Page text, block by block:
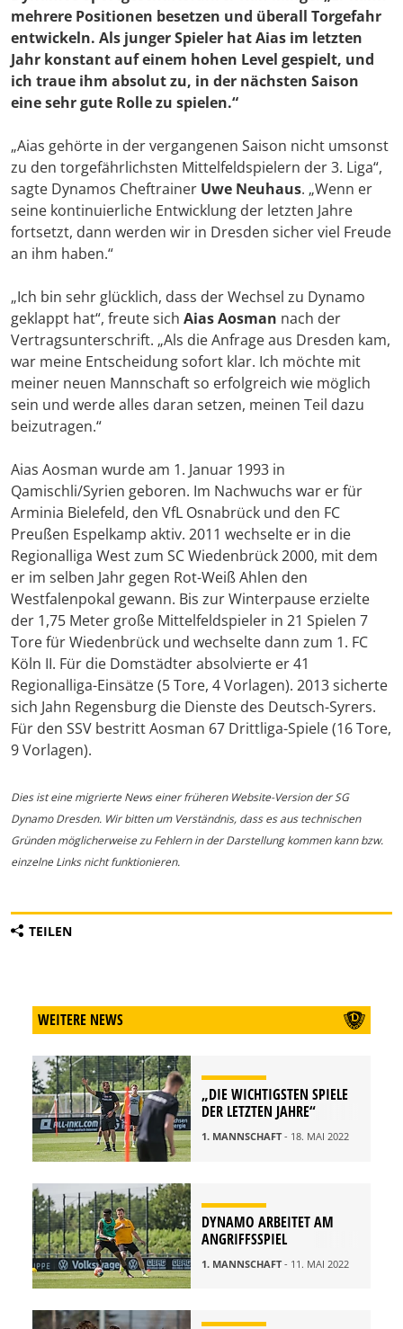
mehrere Positionen besetzen und überall Torgefahr
entwickeln. Als junger Spieler hat Aias im letzten
Jahr konstant auf einem hohen Level gespielt, und
ich traue ihm absolut zu, in der nächsten Saison
eine sehr gute Rolle zu spielen.“
„Aias gehörte in der vergangenen Saison nicht umsonst
zu den torgefährlichsten Mittelfeldspielern der 3. Liga“,
sagte Dynamos Cheftrainer Uwe Neuhaus. „Wenn er
seine kontinuierliche Entwicklung der letzten Jahre
fortsetzt, dann werden wir in Dresden sicher viel Freude
an ihm haben.“
„Ich bin sehr glücklich, dass der Wechsel zu Dynamo
geklappt hat“, freute sich Aias Aosman nach der
Vertragsunterschrift. „Als die Anfrage aus Dresden kam,
war meine Entscheidung sofort klar. Ich möchte mit
meiner neuen Mannschaft so erfolgreich wie möglich
sein und werde alles daran setzen, meinen Teil dazu
beizutragen.“
Aias Aosman wurde am 1. Januar 1993 in
Qamischli/Syrien geboren. Im Nachwuchs war er für
Arminia Bielefeld, den VfL Osnabrück und den FC
Preußen Espelkamp aktiv. 2011 wechselte er in die
Regionalliga West zum SC Wiedenbrück 2000, mit dem
er im selben Jahr gegen Rot-Weiß Ahlen den
Westfalenpokal gewann. Bis zur Winterpause erzielte
der 1,75 Meter große Mittelfeldspieler in 21 Spielen 7
Tore für Wiedenbrück und wechselte dann zum 1. FC
Köln II. Für die Domstädter absolvierte er 41
Regionalliga-Einsätze (5 Tore, 4 Vorlagen). 2013 sicherte
sich Jahn Regensburg die Dienste des Deutsch-Syrers.
Für den SSV bestritt Aosman 67 Drittliga-Spiele (16 Tore,
9 Vorlagen).
Dies ist eine migrierte News einer früheren Website-Version der SG
Dynamo Dresden. Wir bitten um Verständnis, dass es aus technischen
Gründen möglicherweise zu Fehlern in der Darstellung kommen kann bzw.
einzelne Links nicht funktionieren.
TEILEN
WEITERE NEWS
„DIE WICHTIGSTEN SPIELE
DER LETZTEN JAHRE“
1. MANNSCHAFT- 18. MAI 2022
DYNAMO ARBEITET AM
ANGRIFFSSPIEL
1. MANNSCHAFT- 11. MAI 2022